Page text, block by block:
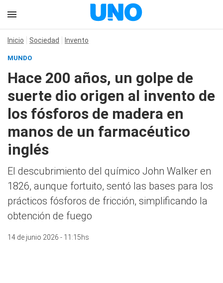
Inicio Sociedad Invento
MUNDO
Hace 200 años, un golpe de
suerte dio origen al invento de
los fósforos de madera en
manos de un farmacéutico
inglés
El descubrimiento del químico John Walker en
1826, aunque fortuito, sentó las bases para los
prácticos fósforos de fricción, simplificando la
obtención de fuego
14 de junio 2026 - 11:15hs